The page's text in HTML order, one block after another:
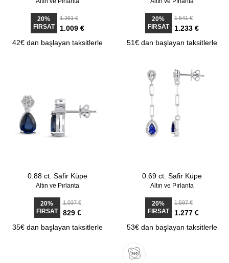
20%
FIRSAT
1.261 €
1.009 €
42€ dan başlayan taksitlerle
20%
FIRSAT
1.541 €
1.233 €
51€ dan başlayan taksitlerle
0.88 ct. Safir Küpe
Altın ve Pırlanta
20%
FIRSAT
1.037 €
829 €
35€ dan başlayan taksitlerle
0.69 ct. Safir Küpe
Altın ve Pırlanta
20%
FIRSAT
1.597 €
1.277 €
53€ dan başlayan taksitlerle